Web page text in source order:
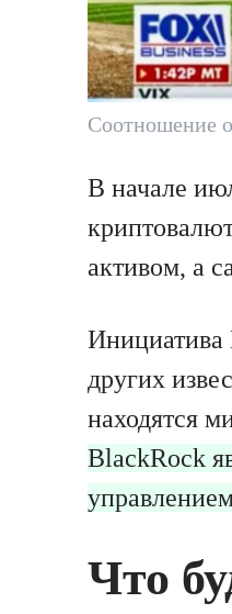
Соотношение
В начале
активом, а
Инициатива
других
находятся
BlackRock
Что